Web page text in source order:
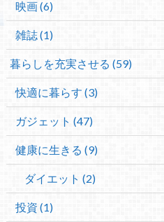
映画 (6)
雑誌 (1)
暮らしを充実させる (59)
快適に暮らす (3)
ガジェット (47)
健康に生きる (9)
ダイエット (2)
投資 (1)